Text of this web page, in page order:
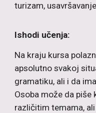
turizam,
Ishodi učenja:
Na kraju kursa
apsolutno svakoj
gramatiku, ali i da
Osoba može da
različitim temama,